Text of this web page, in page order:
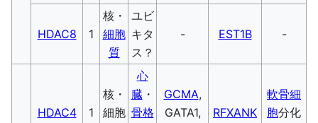
HDAC8 1
核・
細胞
質
ユビ
キタ
ス？
- EST1B -
HDAC4 1
核・
細胞
心
臓・
骨格
GCMA,
GATA1,
RFXANK
軟骨細
胞分化